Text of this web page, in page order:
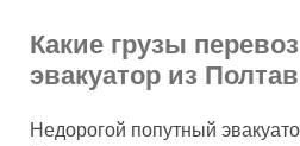
Какие грузы
эвакуатор из
Недорогой попутный